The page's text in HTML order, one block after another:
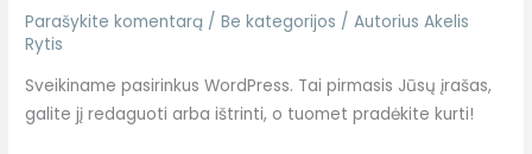
Parašykite komentarą /Be kategorijos / Autorius Akelis
Rytis
Sveikiname pasirinkus WordPress. Tai pirmasis Jūsų įrašas,
galite jį redaguoti arba ištrinti, o tuomet pradėkite kurti!
tinklalapio
įrašas!